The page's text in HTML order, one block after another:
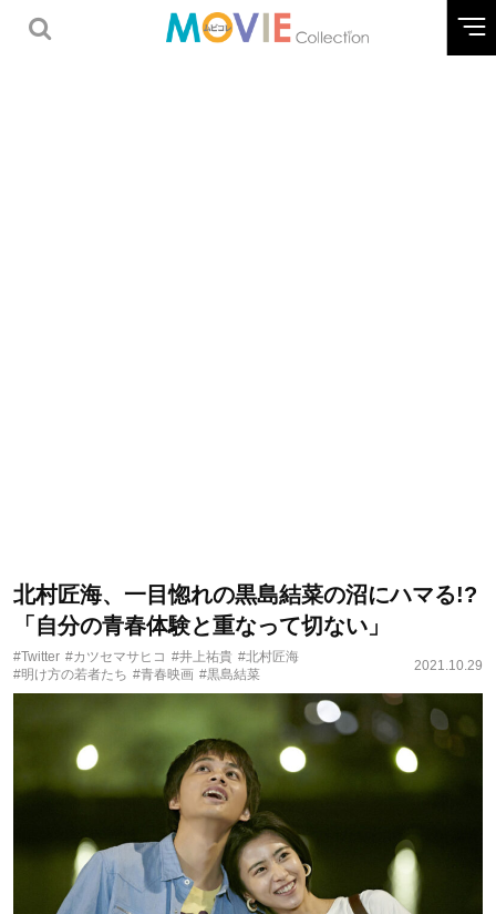
北村匠海、一目惚れの黒島結菜の沼にハマる!?
「自分の青春体験と重なって切ない」
#Twitter #カツセマサヒコ #井上祐貴 #北村匠海
#明け方の若者たち #青春映画 #黒島結菜
2021.10.29